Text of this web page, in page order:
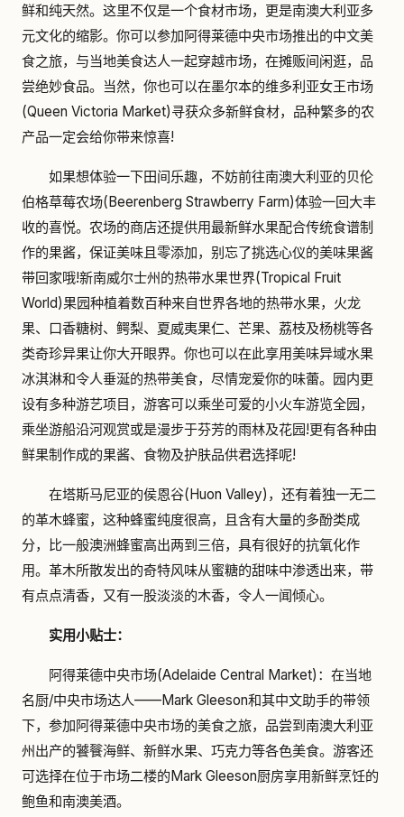
鲜和纯天然。这里不仅是一个食材市场，更是南澳大利亚多
元文化的缩影。你可以参加阿得莱德中央市场推出的中文美
食之旅，与当地美食达人一起穿越市场，在摊贩间闲逛，品
尝绝妙食品。当然，你也可以在墨尔本的维多利亚女王市场
(Queen Victoria Market)寻获众多新鲜食材，品种繁多的农
产品一定会给你带来惊喜!
如果想体验一下田间乐趣，不妨前往南澳大利亚的贝伦
伯格草莓农场(Beerenberg Strawberry Farm)体验一回大丰
收的喜悦。农场的商店还提供用最新鲜水果配合传统食谱制
作的果酱，保证美味且零添加，别忘了挑选心仪的美味果酱
带回家哦!新南威尔士州的热带水果世界(Tropical Fruit
World)果园种植着数百种来自世界各地的热带水果，火龙
果、口香糖树、鳄梨、夏威夷果仁、芒果、荔枝及杨桃等各
类奇珍异果让你大开眼界。你也可以在此享用美味异域水果
冰淇淋和令人垂涎的热带美食，尽情宠爱你的味蕾。园内更
设有多种游艺项目，游客可以乘坐可爱的小火车游览全园，
乘坐游船沿河观赏或是漫步于芬芳的雨林及花园!更有各种由
鲜果制作成的果酱、食物及护肤品供君选择呢!
在塔斯马尼亚的侯恩谷(Huon Valley)，还有着独一无二
的革木蜂蜜，这种蜂蜜纯度很高，且含有大量的多酚类成
分，比一般澳洲蜂蜜高出两到三倍，具有很好的抗氧化作
用。革木所散发出的奇特风味从蜜糖的甜味中渗透出来，带
有点点清香，又有一股淡淡的木香，令人一闻倾心。
实用小贴士：
阿得莱德中央市场(Adelaide Central Market)：在当地
名厨/中央市场达人——Mark Gleeson和其中文助手的带领
下，参加阿得莱德中央市场的美食之旅，品尝到南澳大利亚
州出产的饕餮海鲜、新鲜水果、巧克力等各色美食。游客还
可选择在位于市场二楼的Mark Gleeson厨房享用新鲜烹饪的
鲍鱼和南澳美酒。